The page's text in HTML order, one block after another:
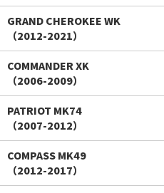
GRAND CHEROKEE WK
（2012-2021）
COMMANDER XK
（2006-2009）
PATRIOT MK74
（2007-2012）
COMPASS MK49
（2012-2017）